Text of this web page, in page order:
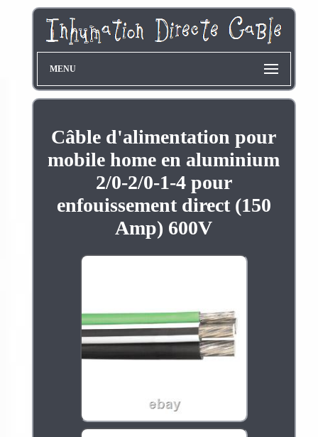
MENU
Câble d'alimentation pour
mobile home en aluminium
2/0-2/0-1-4 pour
enfouissement direct (150
Amp) 600V